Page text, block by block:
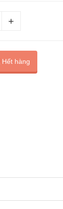
Hết hàng